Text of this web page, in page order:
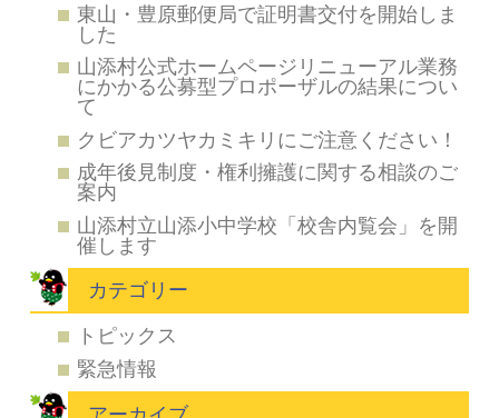
東山・豊原郵便局で証明書交付を開始しま
した
山添村公式ホームページリニューアル業務
にかかる公募型プロポーザルの結果につい
て
クビアカツヤカミキリにご注意ください！
成年後見制度・権利擁護に関する相談のご
案内
山添村立山添小中学校「校舎内覧会」を開
催します
カテゴリー
トピックス
緊急情報